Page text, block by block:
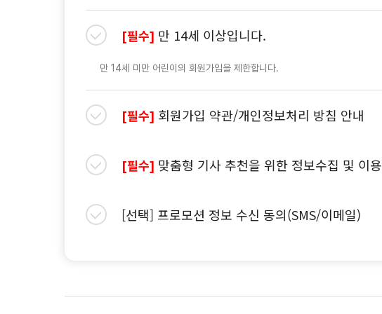
[필수] 만 14세 이상입니다.
만 14세 미만 어린이의 회원가입을 제한합니다.
[필수] 회원가입 약관/개인정보처리 방침 안내
[필수] 맞춤형 기사 추천을 위한 정보수집 및 이용
[선택] 프로모션 정보 수신 동의(SMS/이메일)